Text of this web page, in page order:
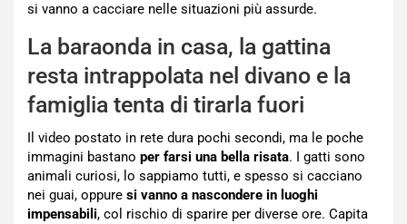
si vanno a cacciare nelle situazioni più assurde.
La baraonda in casa, la gattina
resta intrappolata nel divano e la
famiglia tenta di tirarla fuori
Il video postato in rete dura pochi secondi, ma le poche
immagini bastano per farsi una bella risata. I gatti sono
animali curiosi, lo sappiamo tutti, e spesso si cacciano
nei guai, oppure si vanno a nascondere in luoghi
impensabili, col rischio di sparire per diverse ore. Capita